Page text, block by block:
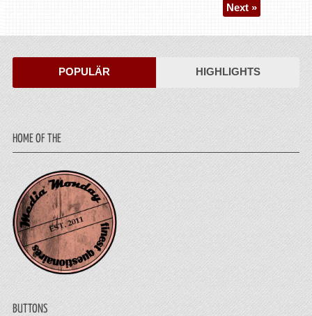
Next »
POPULÄR HIGHLIGHTS
HOME OF THE
BUTTONS